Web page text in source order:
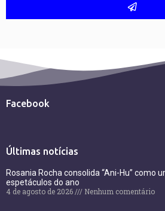
Facebook
Últimas notícias
Rosania Rocha consolida “Ani-Hu” como
espetáculos do ano
4 de agosto de 2026
Nenhum comentário